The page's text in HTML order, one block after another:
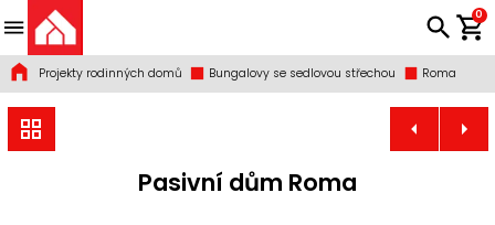
0
Projekty rodinných domů Bungalovy se sedlovou střechou Roma
Pasivní dům Roma